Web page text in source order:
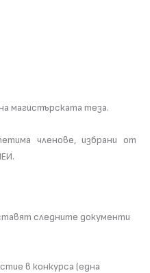
магистърската теза.
членове, избрани от
следните документи
в конкурса (една